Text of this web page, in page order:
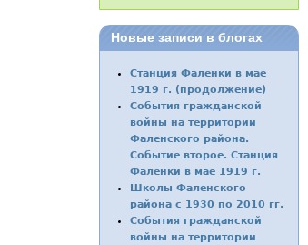
Новые записи в блогах
Станция Фаленки в мае
1919 г. (продолжение)
События гражданской
войны на территории
Фаленского района.
Событие второе. Станция
Фаленки в мае 1919 г.
Школы Фаленского
района с 1930 по 2010 гг.
События гражданской
войны на территории